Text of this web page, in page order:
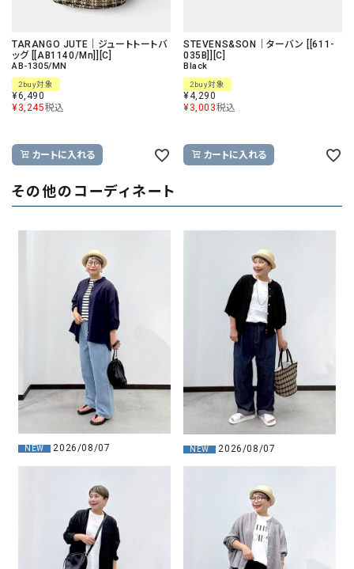
TARANGO JUTE｜ジュートトートバ
ッグ [[AB1140/Mn]][C]
AB-1305/MN
2buy対象
¥6,490
¥3,245税込
カートに入れる
STEVENS&SON｜ターバン [[611-
035B]][C]
Black
2buy対象
¥4,290
¥3,003税込
カートに入れる
その他のコーディネート
NEW 2026/08/07 NEW 2026/08/07